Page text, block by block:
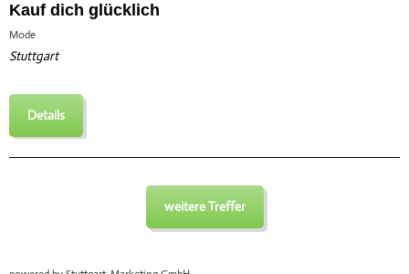
Kauf dich glücklich
Mode
Stuttgart
Details
weitere Treffer